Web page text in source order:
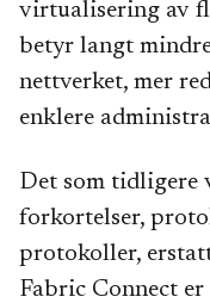
virtualisering av
betyr langt
nettverket, mer
enklere
Det som tidligere
forkortelser,
protokoller,
Fabric Connect